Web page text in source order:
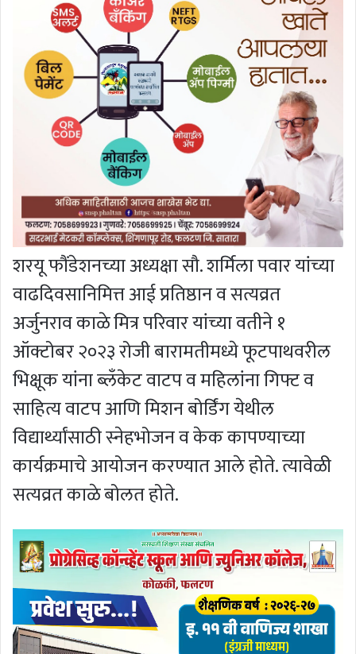
शरयू फौंडेशनच्या अध्यक्षा सौ. शर्मिला पवार यांच्या
वाढदिवसानिमित्त आई प्रतिष्ठान व सत्यव्रत
अर्जुनराव काळे मित्र परिवार यांच्या वतीने १
ऑक्टोबर २०२३ रोजी बारामतीमध्ये फूटपाथवरील
भिक्षूक यांना ब्लँकेट वाटप व महिलांना गिफ्ट व
साहित्य वाटप आणि मिशन बोर्डिंग येथील
विद्यार्थ्यांसाठी स्नेहभोजन व केक कापण्याच्या
कार्यक्रमाचे आयोजन करण्यात आले होते. त्यावेळी
सत्यव्रत काळे बोलत होते.